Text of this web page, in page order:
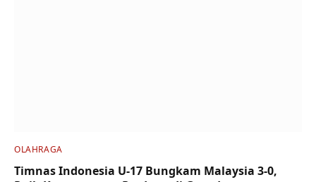
OLAHRAGA
Timnas Indonesia U-17 Bungkam Malaysia 3-0,